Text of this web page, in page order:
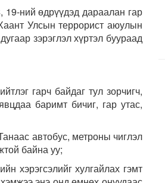
ний өдрүүдэд дараалан гар
Улсын террорист аюулын
зэрэглэл хүртэл буураад
гарч байдаг тул зорчигч,
баримт бичиг, гар утас,
автобус, метроны чиглэл
байна уу;
хэрэгсэлийг хулгайлах гэмт